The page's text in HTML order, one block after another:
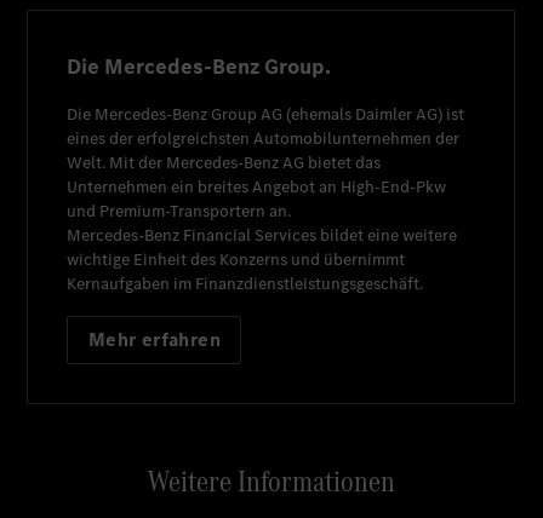
Die Mercedes-Benz Group.
Die Mercedes-Benz Group AG (ehemals Daimler AG) ist
eines der erfolgreichsten Automobilunternehmen der
Welt. Mit der Mercedes-Benz AG bietet das
Unternehmen ein breites Angebot an High-End-Pkw
und Premium-Transportern an.
Mercedes-Benz Financial Services bildet eine weitere
wichtige Einheit des Konzerns und übernimmt
Kernaufgaben im Finanzdienstleistungsgeschäft.
Mehr erfahren
Weitere Informationen